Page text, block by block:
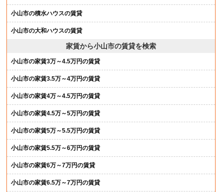
小山市の積水ハウスの賃貸
小山市の大和ハウスの賃貸
家賃から小山市の賃貸を検索
小山市の家賃3万～4.5万円の賃貸
小山市の家賃3.5万～4万円の賃貸
小山市の家賃4万～4.5万円の賃貸
小山市の家賃4.5万～5万円の賃貸
小山市の家賃5万～5.5万円の賃貸
小山市の家賃5.5万～6万円の賃貸
小山市の家賃6万～7万円の賃貸
小山市の家賃6.5万～7万円の賃貸